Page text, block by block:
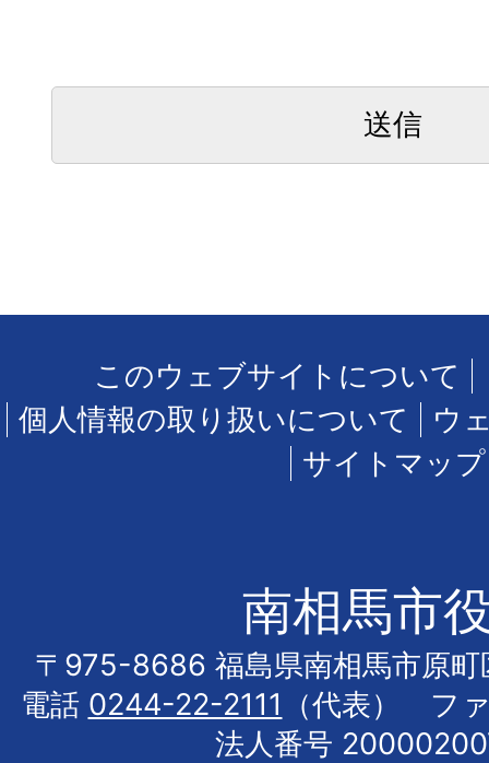
このウェブサイトについて
個人情報の取り扱いについて
ウ
サイトマップ
南相馬市
〒975-8686 福島県南相馬市原町
電話 0244-22-2111
（代表） フ
法人番号